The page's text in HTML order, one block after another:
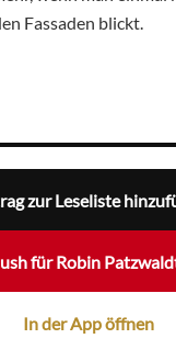
Fassaden blickt.
zur Leseliste
für Robin
In der App öffnen